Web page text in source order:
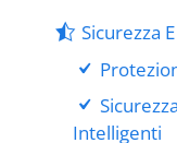
Sicurezza
Intelligenti